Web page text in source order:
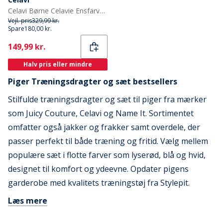
Celavi Børne Celavie Ensfarvet Basis Termosæt Sort
Vejl. pris329,99 kr.
Spare180,00 kr.
Current
149,99 kr.
Halv pris eller mindre
Piger Træningsdragter og sæt bestsellers
Stilfulde træningsdragter og sæt til piger fra mærker
som Juicy Couture, Celavi og Name It. Sortimentet
omfatter også jakker og frakker samt overdele, der
passer perfekt til både træning og fritid. Vælg mellem
populære sæt i flotte farver som lyserød, blå og hvid,
designet til komfort og ydeevne. Opdater pigens
garderobe med kvalitets træningstøj fra Stylepit.
Læs mere